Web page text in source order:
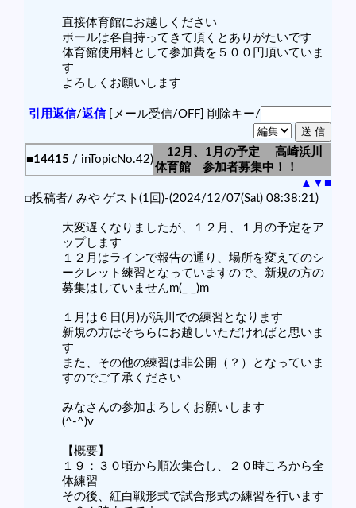
直接体育館にお越しください
ボールは各自持ってきて頂くとありがたいです
体育館使用料として参加費を５００円頂いていま
す
よろしくお願いします
引用返信/返信[メール受信/OFF] 削除キー/
■14415 / inTopicNo.42)
12月、1月の予定 高崎浜川
体育館 参加者募集中！！
▲ ▼ ■
□投稿者/ みや ゲスト(1回)-(2024/12/07(Sat) 08:38:21)
大変遅くなりましたが、１２月、１月の予定をア
ップします
１２月はラインで報告の通り、場所を変えてのシ
ークレット練習となっていますので、新規の方の
募集はしていませんm(_ _)m
１月は６日(月)が浜川での練習となります
新規の方はそちらにお越しいただければと思いま
す
また、その他の練習は非公開（？）となっていま
すのでご了承ください
みなさんの参加よろしくお願いします
(^-^)v
【概要】
１９：３０頃から順次集合し、２０時ころから全
体練習
その後、紅白戦形式で試合形式の練習を行います